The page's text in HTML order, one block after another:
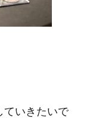
ていきたいで